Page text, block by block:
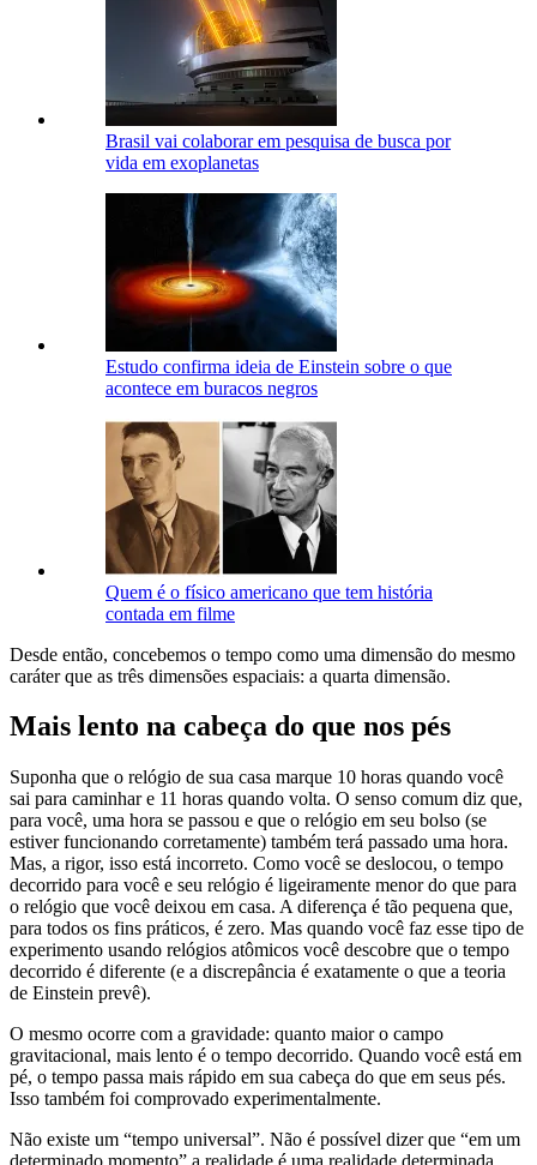
Brasil vai colaborar em pesquisa de busca por
vida em exoplanetas
Estudo confirma ideia de Einstein sobre o que
acontece em buracos negros
Quem é o físico americano que tem história
contada em filme
Desde então, concebemos o tempo como uma dimensão do mesmo
caráter que as três dimensões espaciais: a quarta dimensão.
Mais lento na cabeça do que nos pés
Suponha que o relógio de sua casa marque 10 horas quando você
sai para caminhar e 11 horas quando volta. O senso comum diz que,
para você, uma hora se passou e que o relógio em seu bolso (se
estiver funcionando corretamente) também terá passado uma hora.
Mas, a rigor, isso está incorreto. Como você se deslocou, o tempo
decorrido para você e seu relógio é ligeiramente menor do que para
o relógio que você deixou em casa. A diferença é tão pequena que,
para todos os fins práticos, é zero. Mas quando você faz esse tipo de
experimento usando relógios atômicos você descobre que o tempo
decorrido é diferente (e a discrepância é exatamente o que a teoria
de Einstein prevê).
O mesmo ocorre com a gravidade: quanto maior o campo
gravitacional, mais lento é o tempo decorrido. Quando você está em
pé, o tempo passa mais rápido em sua cabeça do que em seus pés.
Isso também foi comprovado experimentalmente.
Não existe um “tempo universal”. Não é possível dizer que “em um